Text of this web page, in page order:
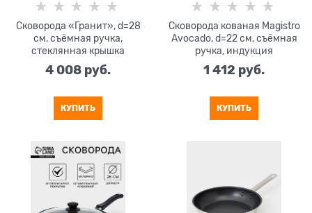
Сковорода «Гранит», d=28
см, съёмная ручка,
стеклянная крышка
4 008 руб.
КУПИТЬ
Сковорода кованая Magistro
Avocado, d=22 см, съёмная
ручка, индукция
1 412 руб.
КУПИТЬ